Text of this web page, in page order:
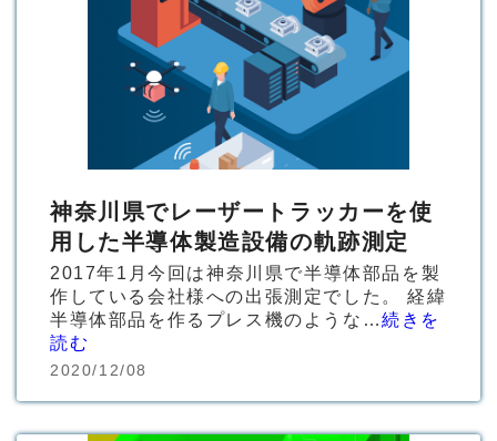
神奈川県でレーザートラッカーを使
用した半導体製造設備の軌跡測定
2017年1月今回は神奈川県で半導体部品を製
作している会社様への出張測定でした。 経緯
半導体部品を作るプレス機のような…続きを
読む
2020/12/08